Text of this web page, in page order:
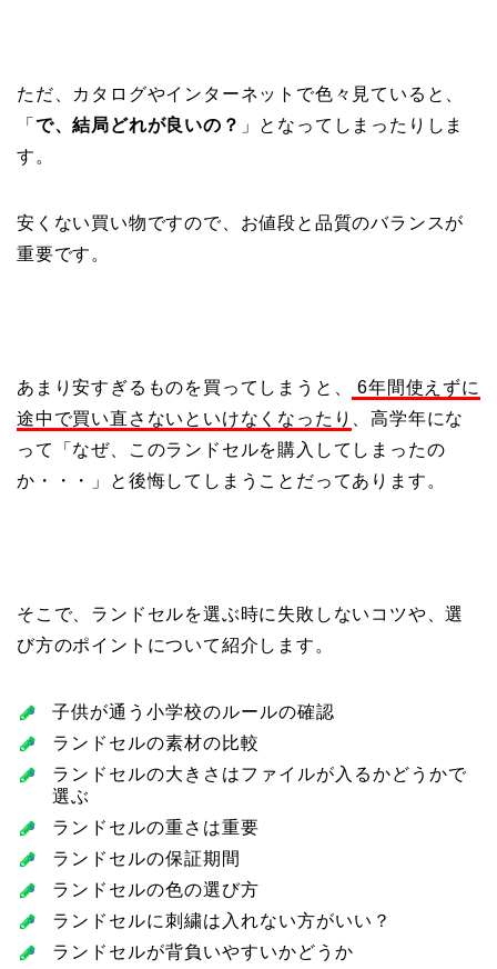
ただ、カタログやインターネットで色々見ていると、
「 で、結局どれが良いの？ 」となってしまったりしま
す。
安くない買い物ですので、お値段と品質のバランスが
重要です。
あまり安すぎるものを買ってしまうと、
6年間使えずに
途中で買い直さないといけなくなったり
、高学年にな
って「 なぜ、このランドセルを購入してしまったの
か・・・
」と後悔してしまうことだってあります。
そこで、ランドセルを選ぶ時に失敗しないコツや、選
び方のポイントについて紹介します。
子供が通う小学校のルールの確認
ランドセルの素材の比較
ランドセルの大きさはファイルが入るかどうかで
選ぶ
ランドセルの重さは重要
ランドセルの保証期間
ランドセルの色の選び方
ランドセルに刺繍は入れない方がいい？
ランドセルが背負いやすいかどうか